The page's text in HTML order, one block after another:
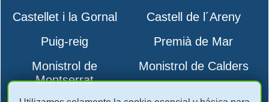
Castellet i la Gornal
Castell de l´Areny
Puig-reig
Premià de Mar
Monistrol de
Montserrat
Monistrol de Calders